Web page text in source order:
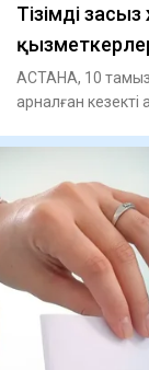
Тізімді
АСТАНА, 10 тамыз
арналған